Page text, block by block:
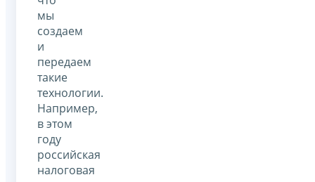
мы
создаем
и
передаем
такие
технологии.
Например,
в этом
году
российская
налоговая